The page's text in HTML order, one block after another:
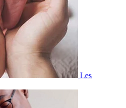
Les